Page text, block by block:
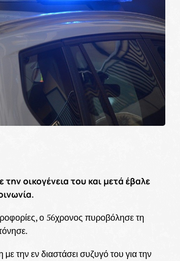
οικογένεια του και μετά έβαλε
ο 56χρονος πυροβόλησε τη
την εν διαστάσει συζυγό του για την